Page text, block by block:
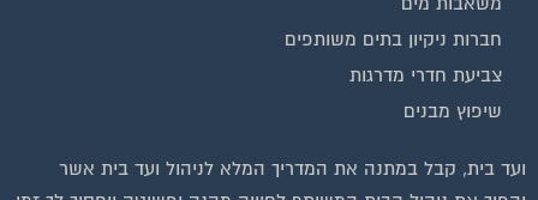
חברות ניקיון בתים משותפים
צביעת חדרי מדרגות
שיפוץ מבנים
ועד בית, קבל במתנה את המדריך המלא לניהול ועד בית אשר